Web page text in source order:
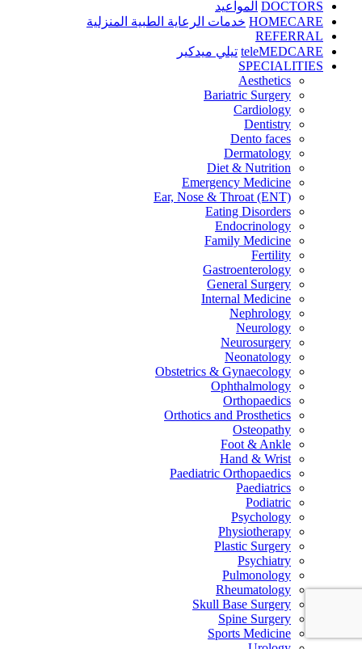
DOCTORS المواعيد
HOMECARE خدمات الرعاية الطبية المنزلية
REFERRAL
teleMEDCARE تيلي ميدكير
SPECIALITIES
Aesthetics
Bariatric Surgery
Cardiology
Dentistry
Dento faces
Dermatology
Diet & Nutrition
Emergency Medicine
Ear, Nose & Throat (ENT)
Eating Disorders
Endocrinology
Family Medicine
Fertility
Gastroenterology
General Surgery
Internal Medicine
Nephrology
Neurology
Neurosurgery
Neonatology
Obstetrics & Gynaecology
Ophthalmology
Orthopaedics
Orthotics and Prosthetics
Osteopathy
Foot & Ankle
Hand & Wrist
Paediatric Orthopaedics
Paediatrics
Podiatric
Psychology
Physiotherapy
Plastic Surgery
Psychiatry
Pulmonology
Rheumatology
Skull Base Surgery
Spine Surgery
Sports Medicine